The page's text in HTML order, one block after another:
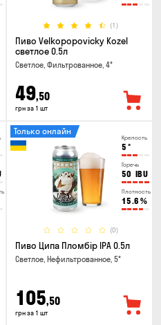
(1)
Пиво Velkopopovicky Kozel
светлое 0.5л
Светлое, Фильтрованное, 4°
49,50
грн за 1 шт
Крепость
5 °
Горечь
50 IBU
Плотность
15.6 %
(0)
Только онлайн
Пиво Ципа Пломбір IPA 0.5л
Светлое, Нефильтрованное, 5°
105,50
грн за 1 шт